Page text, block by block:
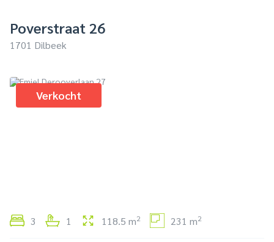
Poverstraat 26
1701 Dilbeek
Verkocht
3 1 118.5 m2 231 m2